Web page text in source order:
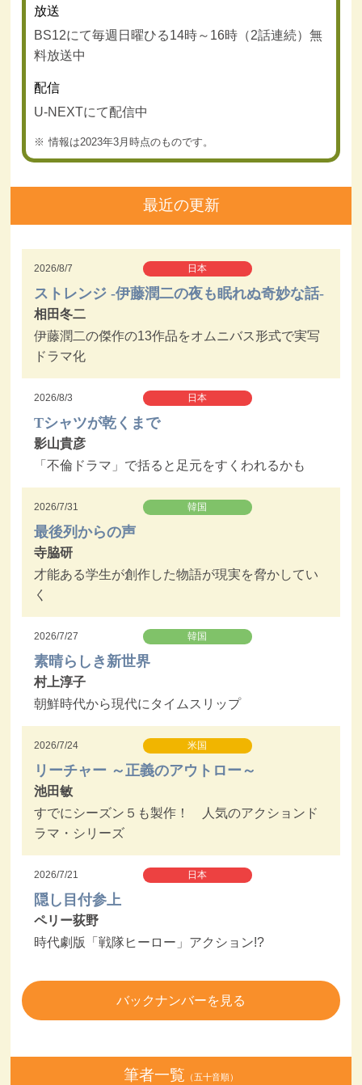
放送
BS12にて毎週日曜ひる14時～16時（2話連続）無
料放送中
配信
U-NEXTにて配信中
情報は2023年3月時点のものです。
最近の更新
2026/8/7 日本
ストレンジ -伊藤潤二の夜も眠れぬ奇妙な話-
相田冬二
伊藤潤二の傑作の13作品をオムニバス形式で実写
ドラマ化
2026/8/3 日本
Tシャツが乾くまで
影山貴彦
「不倫ドラマ」で括ると足元をすくわれるかも
2026/7/31 韓国
最後列からの声
寺脇研
才能ある学生が創作した物語が現実を脅かしてい
く
2026/7/27 韓国
素晴らしき新世界
村上淳子
朝鮮時代から現代にタイムスリップ
2026/7/24 米国
リーチャー ～正義のアウトロー～
池田敏
すでにシーズン５も製作！ 人気のアクションド
ラマ・シリーズ
2026/7/21 日本
隠し目付参上
ペリー荻野
時代劇版「戦隊ヒーロー」アクション!?
バックナンバーを見る
筆者一覧 （五十音順）